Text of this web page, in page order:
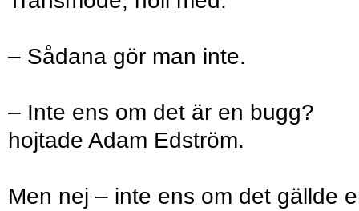
– Sådana gör man inte.
– Inte ens om det är en bugg?
hojtade Adam Edström.
Men nej – inte ens om det gällde